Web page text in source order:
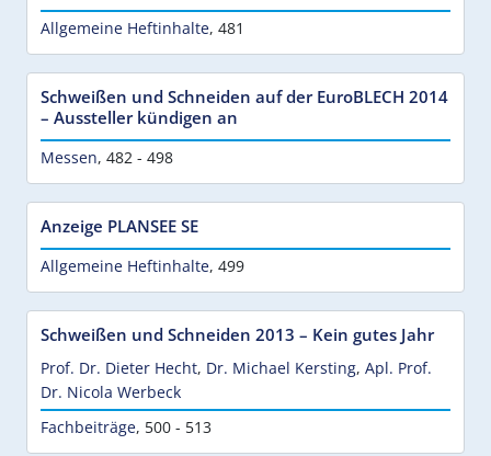
Allgemeine Heftinhalte, 481
Schweißen und Schneiden auf der EuroBLECH 2014
– Aussteller kündigen an
Messen, 482 - 498
Anzeige PLANSEE SE
Allgemeine Heftinhalte, 499
Schweißen und Schneiden 2013 – Kein gutes Jahr
Prof. Dr. Dieter Hecht, Dr. Michael Kersting, Apl. Prof.
Dr. Nicola Werbeck
Fachbeiträge, 500 - 513